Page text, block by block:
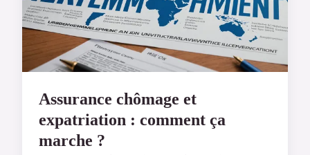
Assurance chômage et
expatriation : comment ça
marche ?